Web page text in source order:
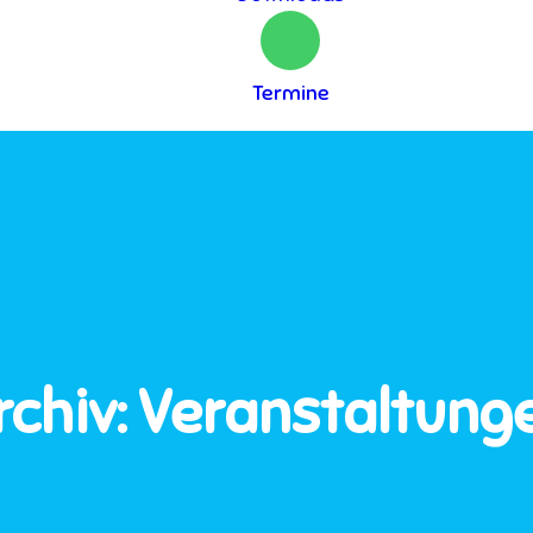
Termine